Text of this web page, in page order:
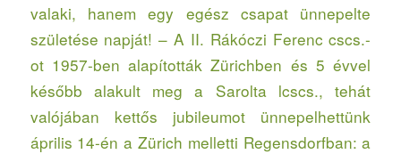
valaki, hanem egy egész csapat ünnepelte
születése napját! – A II. Rákóczi Ferenc cscs.-
ot 1957-ben alapították Zürichben és 5 évvel
később alakult meg a Sarolta lcscs., tehát
valójában kettős jubileumot ünnepelhettünk
április 14-én a Zürich melletti Regensdorfban: a